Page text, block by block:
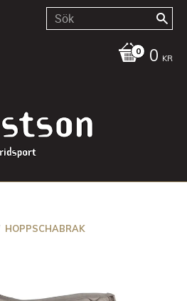
0 KR
HOPPSCHABRAK